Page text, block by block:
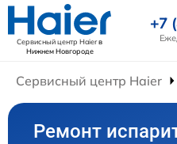
Сервисный центр Haierв
Нижнем Новгороде
+7
Сервисный центр Haier
Ремонт